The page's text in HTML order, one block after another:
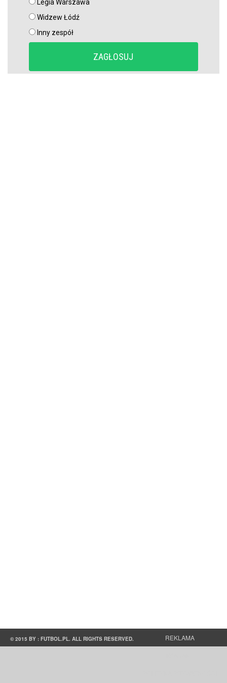
Raków rozczarował. Szwedzi wyjechali spod Jasnej Góry z cennym
remisem (VIDEO)
Legia Warszawa
Widzew Łódź
Inny zespół
© 2015 BY : FUTBOL.PL. ALL RIGHTS RESERVED. REKLAMA